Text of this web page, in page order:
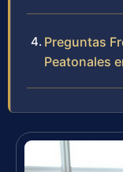
Preguntas
Peatonales